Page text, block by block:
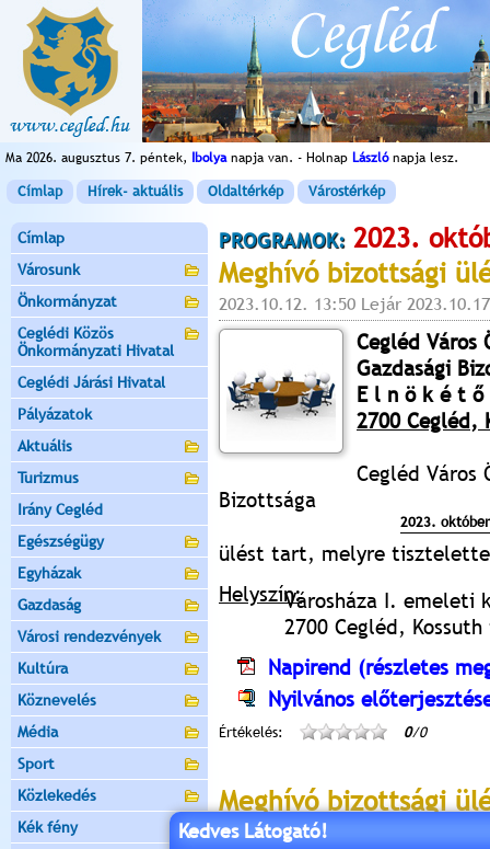
Ma 2026. augusztus 7. péntek, Ibolyanapja van. - Holnap Lászlónapja lesz.
Címlap Hírek- aktuális Oldaltérkép Várostérkép
Címlap
Városunk
Önkormányzat
Ceglédi Közös
Önkormányzati Hivatal
Ceglédi Járási Hivatal
Pályázatok
Aktuális
Turizmus
Irány Cegléd
Egészségügy
Egyházak
Gazdaság
Városi rendezvények
Kultúra
Köznevelés
Média
Sport
Közlekedés
Kék fény
PROGRAMOK: 2023.
Meghívó bizottsági
2023.10.12. 13:50 Lejár
Cegléd Város
Gazdasági
E l n ö k é t ő
2700 Cegléd,
Cegléd Város
Bizottsága
2023.
ülést tart, melyre
Helyszín:Városháza I. emeleti
2700 Cegléd,
Napirend (részletes
Nyilvános
Értékelés: 0/0
Meghívó bizottsági
2023.10.12. 14:55 Lejár
Kedves Látogató!